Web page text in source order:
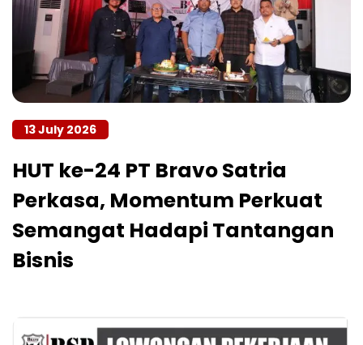
13 July 2026
HUT ke-24 PT Bravo Satria
Perkasa, Momentum Perkuat
Semangat Hadapi Tantangan
Bisnis